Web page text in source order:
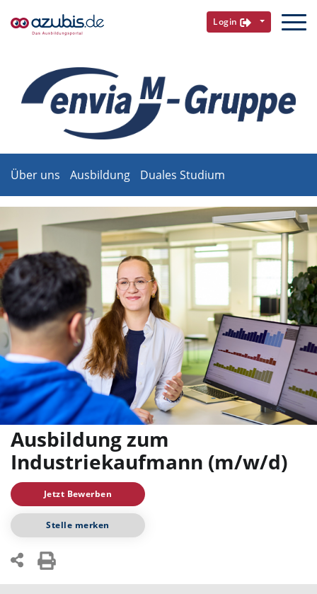
Login
Über uns Ausbildung Duales Studium
Ausbildung zum
Industriekaufmann (m/w/d)
Jetzt Bewerben
Stelle merken